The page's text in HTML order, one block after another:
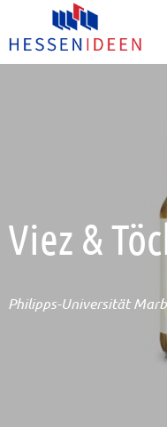
Viez &
Philipps-Universität